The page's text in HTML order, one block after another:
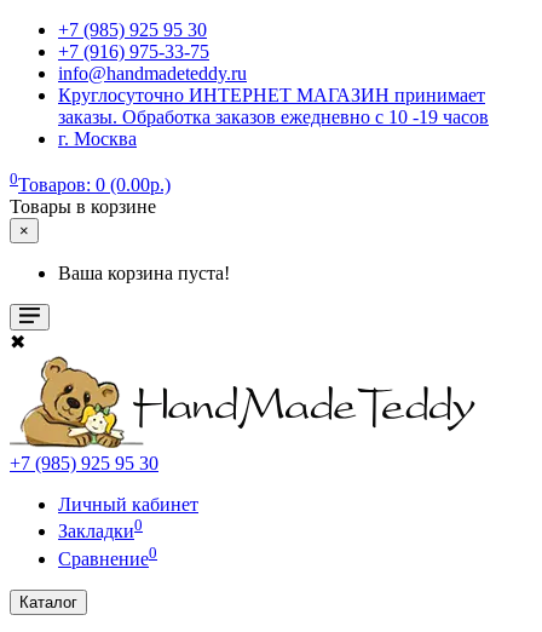
+7 (985) 925 95 30
+7 (916) 975-33-75
info@handmadeteddy.ru
Круглосуточно ИНТЕРНЕТ МАГАЗИН принимает
заказы. Обработка заказов ежедневно с 10 -19 часов
г. Москва
0Товаров: 0 (0.00р.)
Товары в корзине
×
Ваша корзина пуста!
✖
+7 (985) 925 95 30
Личный кабинет
Закладки0
Сравнение0
Каталог